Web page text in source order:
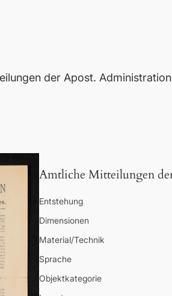
der Apost.
Amtliche Mitteilungen
Entstehung
Dimensionen
Material/Technik
Sprache
Objektkategorie